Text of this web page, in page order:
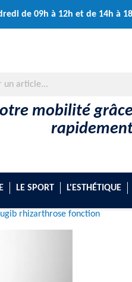
de 09h à 12h et de 14h à
mobilité
LE SPORT L'ESTHÉTIQUE
rhizarthrose fonction